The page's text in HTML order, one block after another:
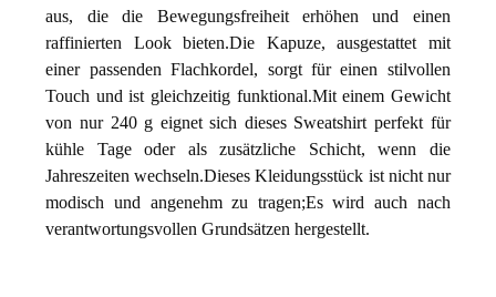
aus, die die Bewegungsfreiheit erhöhen und einen
raffinierten Look bieten.Die Kapuze, ausgestattet mit
einer passenden Flachkordel, sorgt für einen stilvollen
Touch und ist gleichzeitig funktional.Mit einem Gewicht
von nur 240 g eignet sich dieses Sweatshirt perfekt für
kühle Tage oder als zusätzliche Schicht, wenn die
Jahreszeiten wechseln.Dieses Kleidungsstück ist nicht nur
modisch und angenehm zu tragen;Es wird auch nach
verantwortungsvollen Grundsätzen hergestellt.